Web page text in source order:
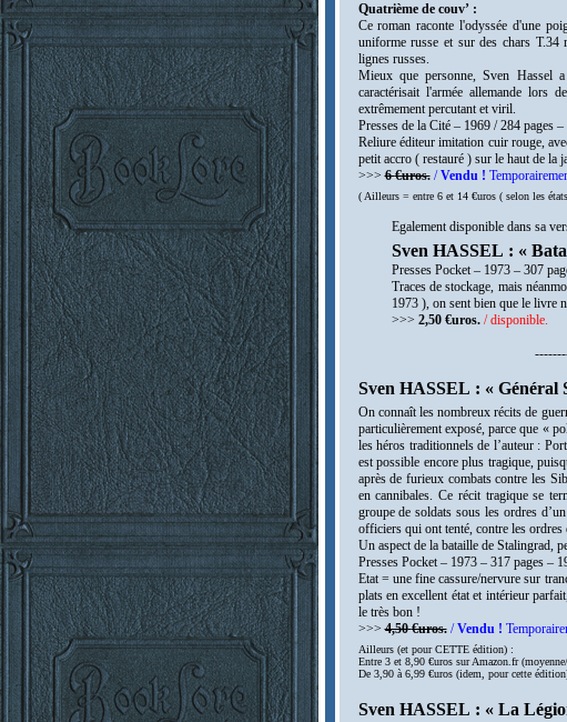
Quatrième de couv’ :
Ce roman raconte l'odyssée d'une
uniforme russe et sur des chars
lignes russes.
Mieux que personne, Sven Hassel
caractérisait l'armée allemande
extrêmement percutant et viril.
Presses de la Cité – 1969 / 284 pages –
Reliure éditeur imitation cuir rouge,
petit accro ( restauré ) sur le haut de la
>>>6 €uros. /Vendu !
( Ailleurs = entre 6 et 14 €uros ( selon les
Egalement disponible dans sa
Sven HASSEL : «
Presses Pocket – 1973 – 307
Traces de stockage, mais
1973 ), on sent bien que le livre
>>> 2,50 €uros. / disponible.
Sven HASSEL : « Général
On connaît les nombreux récits de
particulièrement exposé, parce que «
les héros traditionnels de l’auteur :
est possible encore plus tragique,
après de furieux combats contre les
en cannibales. Ce récit tragique se
groupe de soldats sous les ordres
officiers qui ont tenté, contre les ordres
Un aspect de la bataille de Stalingrad,
Presses Pocket – 1973 – 317 pages –
Etat = une fine cassure/nervure sur
plats en excellent état et intérieur
le très bon !
>>>4,50 €uros. /Vendu !
Ailleurs (et pour CETTE édition) :
Entre 3 et 8,90 €uros sur Amazon.fr
De 3,90 à 6,99 €uros (idem, pour cette
Sven HASSEL : « La